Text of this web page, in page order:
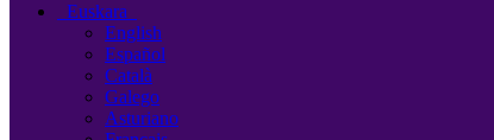
Euskara
English
Español
Català
Galego
Asturiano